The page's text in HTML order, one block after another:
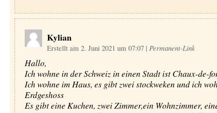
Kylian
Erstellt am 2. Juni 2021 um 07:07 | Permanent-Link
Hallo,
Ich wohne in der Schweiz in einen Stadt ist Chaux-de-
Ich wohne im Haus, es gibt zwei stockweken und ich
Erdgeshoss
Es gibt eine Kuchen, zwei Zimmer,ein Wohnzimmer,